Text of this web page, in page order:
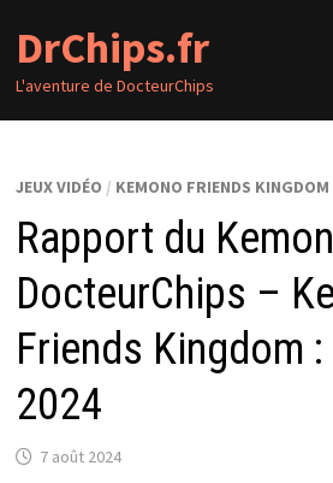
contenu
DrChips.fr
L'aventure de DocteurChips
JEUX VIDÉO / KEMONO FRIENDS KINGDOM
Rapport du
DocteurChips –
Friends Kingdom
2024
7 août 2024